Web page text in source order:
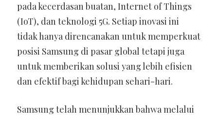
pada kecerdasan buatan, Internet of Things
(IoT), dan teknologi 5G. Setiap inovasi ini
tidak hanya direncanakan untuk memperkuat
posisi Samsung di pasar global tetapi juga
untuk memberikan solusi yang lebih efisien
dan efektif bagi kehidupan sehari-hari.
Samsung telah menunjukkan bahwa melalui